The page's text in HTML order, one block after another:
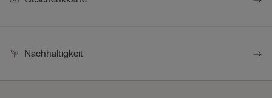
Nachhaltigkeit